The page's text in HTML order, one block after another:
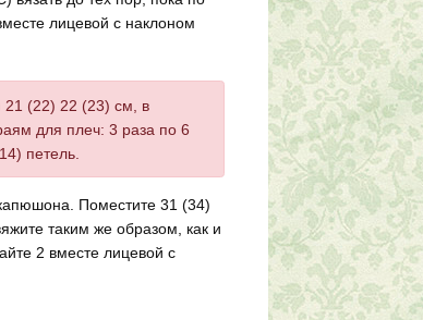
лицевой с наклоном
21 (22) 22 (23) см, в
для плеч: 3 раза по 6
петель.
Поместите 31 (34)
таким же образом, как и
2 вместе лицевой с